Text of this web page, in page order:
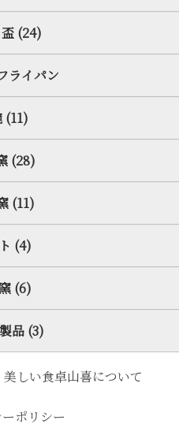
(24)
ライパン
(11)
(28)
(11)
(4)
(6)
品 (3)
美しい食卓山喜について
ポリシー